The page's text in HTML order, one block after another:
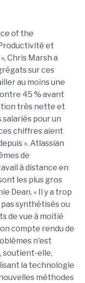
of the
et
Chris Marsh a
sur ces
au moins une
45 % avant
très nette et
pour un
chiffres aient
». Atlassian
de
à distance en
les plus gros
Dean. « Il y a trop
synthétisés ou
de vue à moitié
compte rendu de
n'est
soutient-elle,
la technologie
méthodes